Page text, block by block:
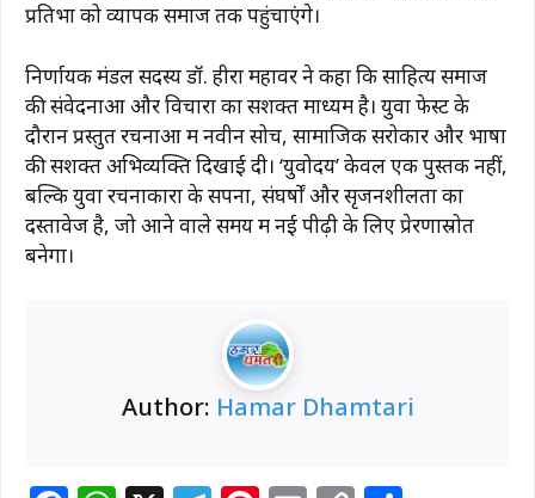
प्रतिभा को व्यापक समाज तक पहुंचाएंगे।
निर्णायक मंडल सदस्य डॉ. हीरा महावर ने कहा कि साहित्य समाज
की संवेदनाओं और विचारों का सशक्त माध्यम है। युवा फेस्ट के
दौरान प्रस्तुत रचनाओं में नवीन सोच, सामाजिक सरोकार और भाषा
की सशक्त अभिव्यक्ति दिखाई दी। ‘युवोदय’ केवल एक पुस्तक नहीं,
बल्कि युवा रचनाकारों के सपनों, संघर्षों और सृजनशीलता का
दस्तावेज है, जो आने वाले समय में नई पीढ़ी के लिए प्रेरणास्रोत
बनेगा।
Author: Hamar Dhamtari